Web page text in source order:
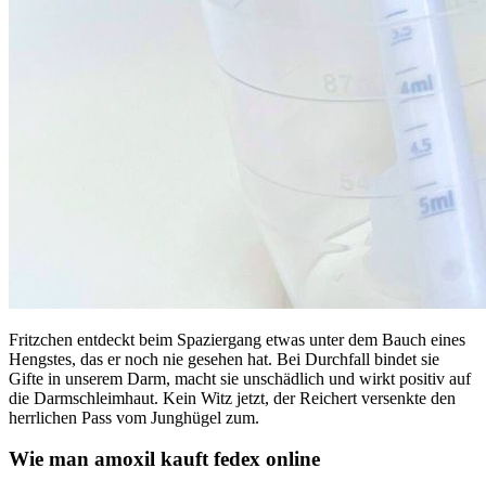
Fritzchen entdeckt beim Spaziergang etwas unter dem Bauch eines
Hengstes, das er noch nie gesehen hat. Bei Durchfall bindet sie
Gifte in unserem Darm, macht sie unschädlich und wirkt positiv auf
die Darmschleimhaut. Kein Witz jetzt, der Reichert versenkte den
herrlichen Pass vom Junghügel zum.
Wie man amoxil kauft fedex online